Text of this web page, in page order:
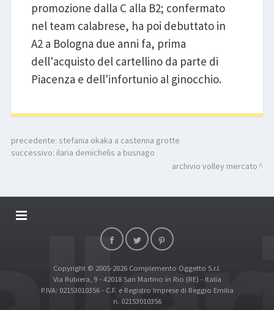
promozione dalla C alla B2; confermato
nel team calabrese, ha poi debuttato in
A2 a Bologna due anni fa, prima
dell'acquisto del cartellino da parte di
Piacenza e dell'infortunio al ginocchio.
precedente: stefania okaka a castenna grotte
successivo: ilaria demichelis a busnago
archivio volley mercato
DALLARIVOLLEY SOSTIENE
TOP RICERCHE
SITE MAP
Copyright © 2005-2026 Complemento Oggetto S.r.l.
Via Rubiera, 9 - 42018 San Martino in Rio (RE) - Italia
P.IVA: 02153010356 - C.F. e Registro Imprese di Reggio Emilia
n. 02153010356